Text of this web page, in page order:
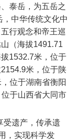
泰岳，为五岳之
，中华传统文化中
行观念和帝王巡
（海拔1491.71
1532.7米，位于
米，位于陕
位于湖南省衡阳
于山西省大同市
遗产，传承遗
，实现科学发